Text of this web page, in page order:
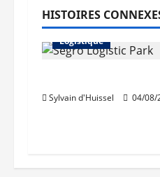
HISTOIRES
Abonnés
Immo
Logistique
Sylvain d'Huissel 04/08/